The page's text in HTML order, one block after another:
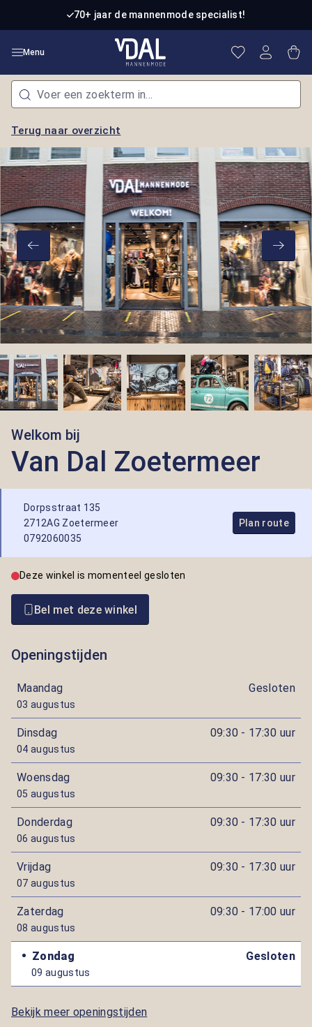
Ga naar de hoofdinhoud70+ jaar de mannenmode specialist!
Menu Je hebt 0
Terug naar overzicht
Welkom bij
Van Dal Zoetermeer
Dorpsstraat 135
2712AG Zoetermeer
0792060035
Plan route
Deze winkel is momenteel gesloten
Bel met deze winkel
Openingstijden
Maandag
03 augustus
Gesloten
Dinsdag
04 augustus
09:30 - 17:30 uur
Woensdag
05 augustus
09:30 - 17:30 uur
Donderdag
06 augustus
09:30 - 17:30 uur
Vrijdag
07 augustus
09:30 - 17:30 uur
Zaterdag
08 augustus
09:30 - 17:00 uur
Zondag
09 augustus
Gesloten
Bekijk meer openingstijden